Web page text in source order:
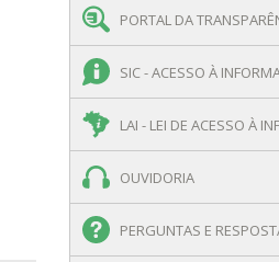
PORTAL DA
SIC - ACESSO À
LAI - LEI DE ACESSO À
OUVIDORIA
PERGUNTAS E